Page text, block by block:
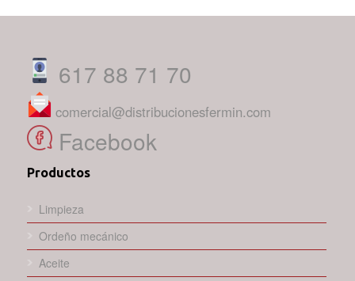
617 88 71 70
comercial@distribucionesfermin.com
Facebook
Productos
Limpieza
Ordeño mecánico
Aceite